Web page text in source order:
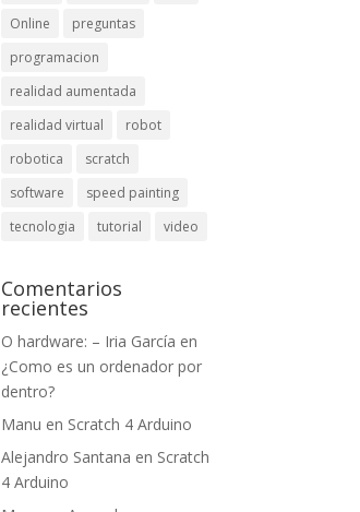
Online
preguntas
programacion
realidad aumentada
realidad virtual
robot
robotica
scratch
software
speed painting
tecnologia
tutorial video
Comentarios
recientes
O hardware: – Iria García en
¿Como es un ordenador por
dentro?
Manu en Scratch 4 Arduino
Alejandro Santana en Scratch
4 Arduino